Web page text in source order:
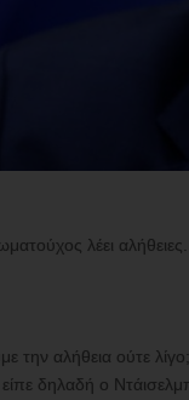
λέει αλήθειες.
την αλήθεια ούτε
δηλαδή ο